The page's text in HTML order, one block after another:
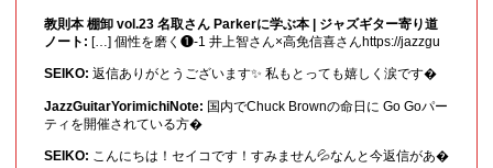
教則本 棚卸 vol.23 名取さん Parkerに学ぶ本 | ジャズギター寄り道
ノート: […] 個性を磨く❶-1 井上智さん×高免信喜さんhttps://jazzgu
SEIKO: 返信ありがとうございます✨ 私もとっても嬉しく涙です�
JazzGuitarYorimichiNote: 国内でChuck Brownの命日に Go Goパー
ティを開催されている方�
SEIKO: こんにちは！セイコです！すみません💦なんと今返信があ�